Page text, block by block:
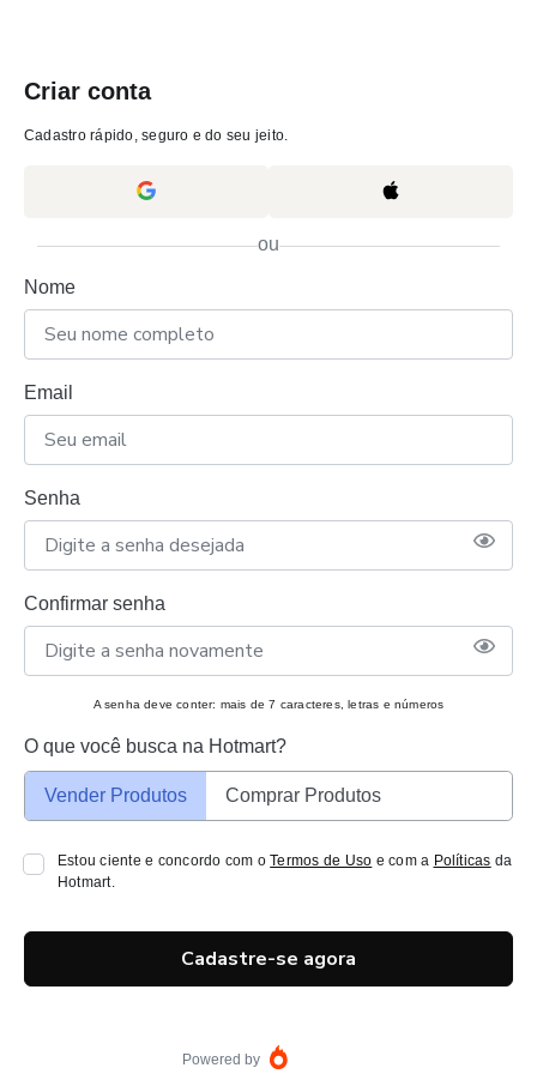
Criar conta
Cadastro rápido, seguro e do seu jeito.
ou
Nome
Email
Senha
Confirmar senha
A senha deve conter: mais de 7 caracteres, letras e números
O que você busca na Hotmart?
Vender Produtos Comprar Produtos
Estou ciente e concordo com oTermos de Uso e com a Políticas da
Hotmart.
Cadastre-se agora
Powered by